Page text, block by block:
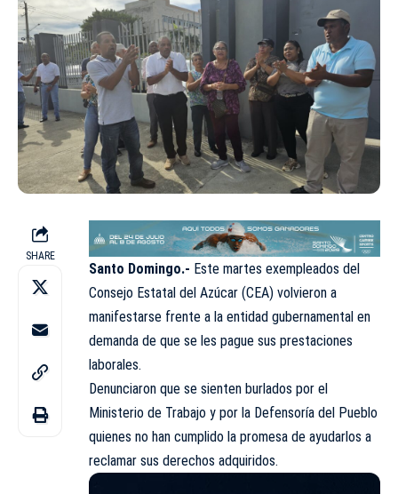
SHARE
Santo Domingo.- Este martes exempleados del
Consejo Estatal del Azúcar (CEA) volvieron a
manifestarse frente a la entidad gubernamental en
demanda de que se les pague sus prestaciones
laborales.
Denunciaron que se sienten burlados por el
Ministerio de Trabajo y por la Defensoría del Pueblo
quienes no han cumplido la promesa de ayudarlos a
reclamar sus derechos adquiridos.